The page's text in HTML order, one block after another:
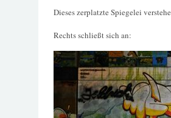
Dieses zerplatzte Spiegelei
Rechts schließt sich an: